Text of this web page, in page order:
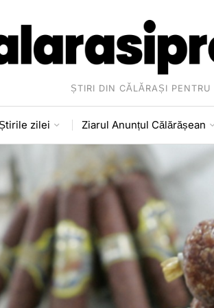
ȘTIRI DIN CĂLĂRAȘI PENTRU
zilei Ziarul Anunțul Călărășean